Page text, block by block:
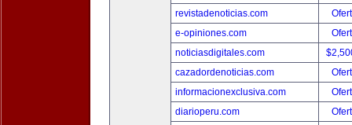
revistadenoticias.com
e-opiniones.com
noticiasdigitales.com
cazadordenoticias.com
informacionexclusiva.com
diarioperu.com